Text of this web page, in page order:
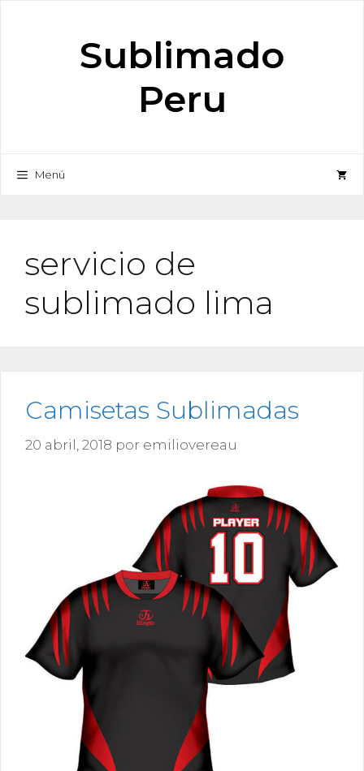
Sublimado
Peru
Menú
servicio de
sublimado lima
Camisetas Sublimadas
20 abril, 2018 por emiliovereau